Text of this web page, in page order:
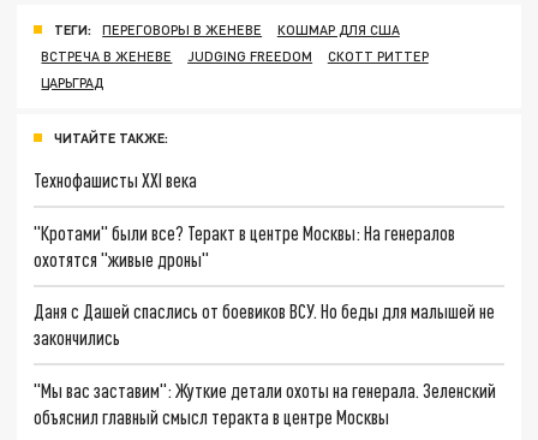
ТЕГИ: ПЕРЕГОВОРЫ В ЖЕНЕВЕ
КОШМАР ДЛЯ США
ВСТРЕЧА В ЖЕНЕВЕ
JUDGING FREEDOM
СКОТТ РИТТЕР
ЦАРЬГРАД
ЧИТАЙТЕ ТАКЖЕ:
Технофашисты XXI века
"Кротами" были все? Теракт в центре Москвы: На генералов
охотятся "живые дроны"
Даня с Дашей спаслись от боевиков ВСУ. Но беды для малышей не
закончились
"Мы вас заставим": Жуткие детали охоты на генерала. Зеленский
объяснил главный смысл теракта в центре Москвы